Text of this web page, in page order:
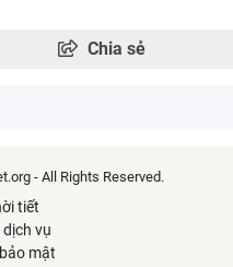
Chia sẻ
- All Rights Reserved.
tiết
vụ
mật